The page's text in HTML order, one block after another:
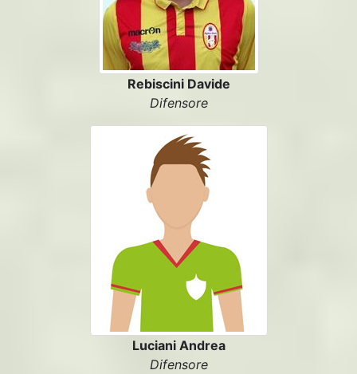
Rebiscini Davide
Difensore
Luciani Andrea
Difensore